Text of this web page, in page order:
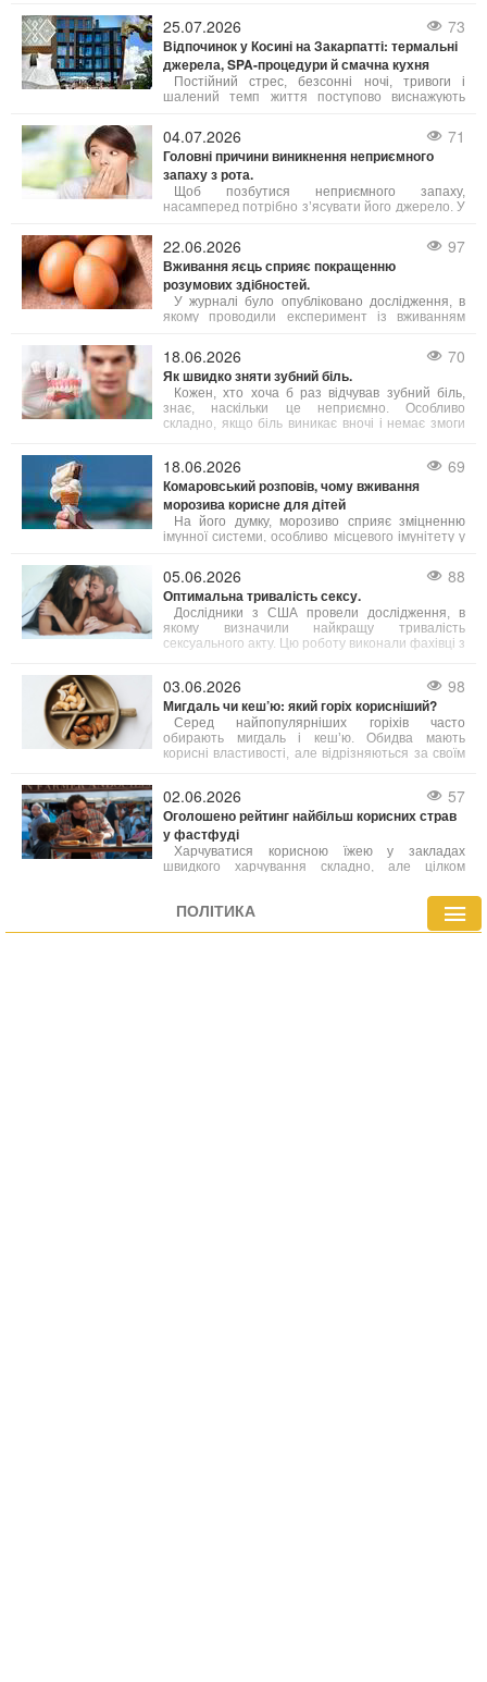
«активний ледар» — це людина, яка тренується
годину, але решту 23 години проводить без руху.
25.07.2026 73
Відпочинок у Косині на Закарпатті: термальні
джерела, SPA-процедури й смачна кухня
Постійний стрес, безсонні ночі, тривоги і
шалений темп життя поступово виснажують
відпочинок, де можна не просто розслабитись, а
й подбати про своє здоров’я. Косино на
Закарпатті — це один із таких кофортних
куточків, де завдяки цілющим термальним
водам, сучасним wellness- і SPA-програмам, а
також медичним послугам можна повністю
04.07.2026 71
Головні причини виникнення неприємного
запаху з рота.
Щоб позбутися неприємного запаху,
насамперед потрібно з’ясувати його джерело. У
активність сіркобактерій, що мешкають на язиці
і в гортані, які продукують леткі сполуки з різким
запахом.
22.06.2026 97
Вживання яєць сприяє покращенню
розумових здібностей.
У журналі було опубліковано дослідження, в
якому проводили експеримент із вживанням
Результати свідчать, що їжа з яйцями допомагає
підвищити інтелект, зокрема покращуючи
виконавчі когнітивні функції.
18.06.2026 70
Як швидко зняти зубний біль.
Кожен, хто хоча б раз відчував зубний біль,
знає, наскільки це неприємно. Особливо
складно, якщо біль виникає вночі і немає змоги
18.06.2026 69
Комаровський розповів, чому вживання
морозива корисне для дітей
На його думку, морозиво сприяє зміцненню
імунної системи, особливо місцевого імунітету у
Проте експерт підкреслює, що одне споживання
морозива на місяць не принесе бажаного
ефекту — необхідна постійність у вживанні.
05.06.2026 88
Оптимальна тривалість сексу.
Дослідники з США провели дослідження, в
якому визначили найкращу тривалість
сексуального акту. Цю роботу виконали фахівці з
03.06.2026 98
Мигдаль чи кеш’ю: який горіх корисніший?
Серед найпопулярніших горіхів часто
обирають мигдаль і кеш’ю. Обидва мають
корисні властивості, але відрізняються за своїм
потреб.
02.06.2026 57
Оголошено рейтинг найбільш корисних страв
у фастфуді
Харчуватися корисною їжею у закладах
швидкого харчування складно, але цілком
здорових варіантів фастфуду, які містять менше
калорій або багатіші на вітаміни й мінерали
ПОЛІТИКА